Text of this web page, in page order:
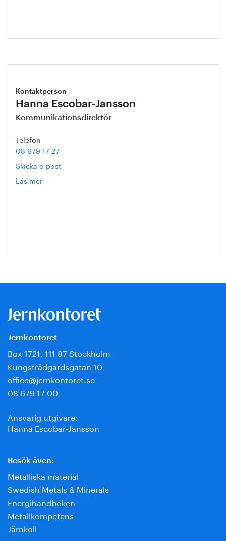
Kontaktperson
Hanna Escobar-Jansson
Kommunikationsdirektör
Telefon
08 679 17 27
Skicka e-post
Läs mer
Jernkontoret
Box 1721, 111 87 Stockholm
Kungsträdgårdsgatan 10
office@jernkontoret.se
08 679 17 00
Ansvarig utgivare:
Hanna Escobar-Jansson
Besök även:
Metalliska material
Swedish Metals & Minerals
Energihandboken
Metallkompetens
Järnkoll